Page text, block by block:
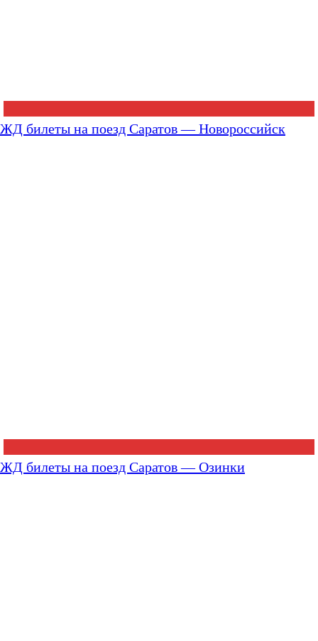
ЖД билеты на поезд Саратов — Новороссийск
ЖД билеты на поезд Саратов — Озинки